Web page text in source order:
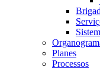
Planes
Processos